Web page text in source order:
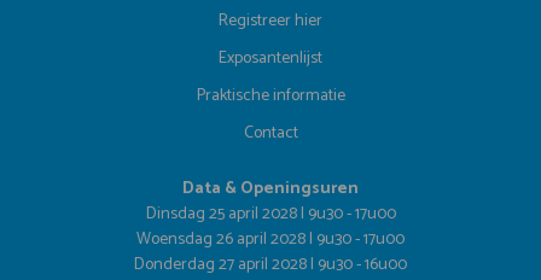
Registreer hier
Exposantenlijst
Praktische informatie
Contact
Data & Openingsuren
Dinsdag 25 april 2028 | 9u30 - 17u00
Woensdag 26 april 2028 | 9u30 - 17u00
Donderdag 27 april 2028 | 9u30 - 16u00